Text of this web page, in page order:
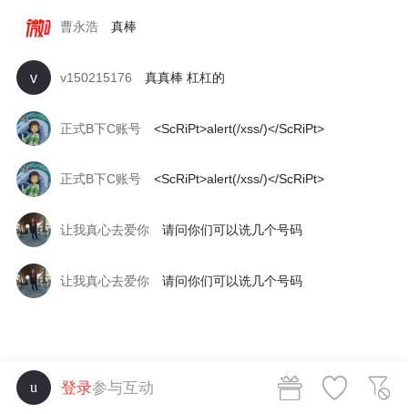
曹永浩 真棒
v v150215176 真真棒 杠杠的
正式B下C账号 <ScRiPt>alert(/xss/)</ScRiPt>
正式B下C账号 <ScRiPt>alert(/xss/)</ScRiPt>
让我真心去爱你 请问你们可以诜几个号码
让我真心去爱你 请问你们可以诜几个号码
u 登录参与互动